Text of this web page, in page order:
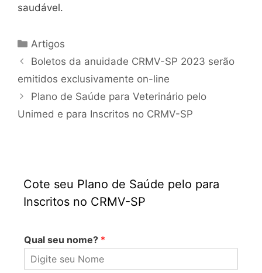
saudável.
Artigos
Boletos da anuidade CRMV-SP 2023 serão
emitidos exclusivamente on-line
Plano de Saúde para Veterinário pelo
Unimed e para Inscritos no CRMV-SP
Cote seu Plano de Saúde pelo para
Inscritos no CRMV-SP
Qual seu nome? *